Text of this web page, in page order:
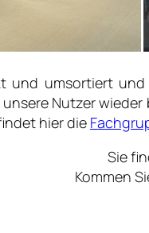
und umsortiert
Nutzer
hier die
Sie
Kommen